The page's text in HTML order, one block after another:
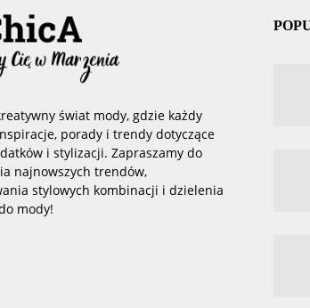
świat mody, gdzie każdy
porady i trendy dotyczące
i stylizacji. Zapraszamy do
najnowszych trendów,
stylowych kombinacji i dzielenia
mody!